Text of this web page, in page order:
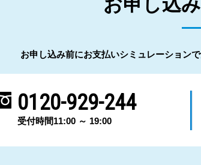
お申し込み前にお支払いシミュレーション
0120-929-244
受付時間11:00 ～ 19:00